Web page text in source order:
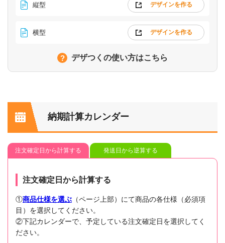
縦型 デザインを作る
横型 デザインを作る
デザつくの使い方はこちら
納期計算カレンダー
注文確定日から計算する 発送日から逆算する
注文確定日から計算する
①商品仕様を選ぶ （ページ上部）にて商品の各仕様（必須項
目）を選択してください。
②下記カレンダーで、予定している注文確定日を選択してく
ださい。